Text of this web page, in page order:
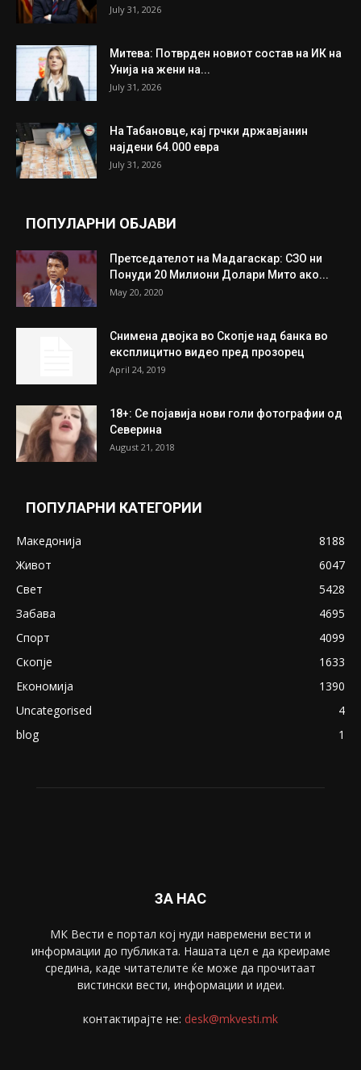
July 31, 2026
Митева: Потврден новиот состав на ИК на
Унија на жени на...
July 31, 2026
На Табановце, кај грчки државјанин
најдени 64.000 евра
July 31, 2026
ПОПУЛАРНИ ОБЈАВИ
Претседателот на Мадагаскар: СЗО ни
Понуди 20 Милиони Долари Мито ако...
May 20, 2020
Снимена двојка во Скопје над банка во
експлицитно видео пред прозорец
April 24, 2019
18+: Се појавија нови голи фотографии од
Северина
August 21, 2018
ПОПУЛАРНИ КАТЕГОРИИ
Македонија
8188
Живот
6047
Свет
5428
Забава
4695
Спорт
4099
Скопје
1633
Економија
1390
Uncategorised
4
blog
1
ЗА НАС
МК Вести е портал коj нуди навремени вести и
информации до публиката. Нашата цел е да креираме
средина, каде читателите ќе може да прочитаат
вистински вести, информации и идеи.
контактирајте не: desk@mkvesti.mk